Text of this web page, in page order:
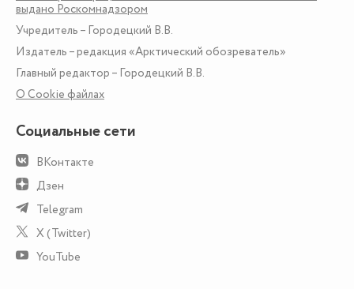
выдано Роскомнадзором
Учредитель – Городецкий В.В.
Издатель – редакция «Арктический обозреватель»
Главный редактор – Городецкий В.В.
О Сookie файлах
Социальные сети
ВКонтакте
Дзен
Telegram
X (Twitter)
YouTube